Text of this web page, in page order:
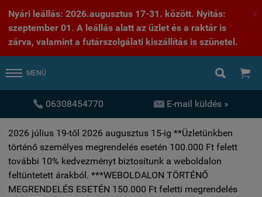
Nyári leállás: 2026.augusztus 17-31. között. Nyitás:
szeptember 01. A leállás alatt az üzlet és a raktár is
zárva, valamint a futárszolgálati kiszállítás is szünetel.
X
MENÜ  
 06308454770  E-mail küldés »
2026 július 19-től 2026 augusztus 15-ig **Üzletünkben
történő személyes megrendelés esetén 100.000 Ft felett
további 10% kedvezményt biztosítunk a weboldalon
feltüntetett árakból. ***WEBOLDALON TÖRTÉNŐ
MEGRENDELÉS ESETÉN 150.000 Ft feletti megrendelés